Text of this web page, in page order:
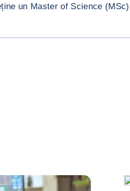
un Master of Science
field" > Gonzague NOEL </